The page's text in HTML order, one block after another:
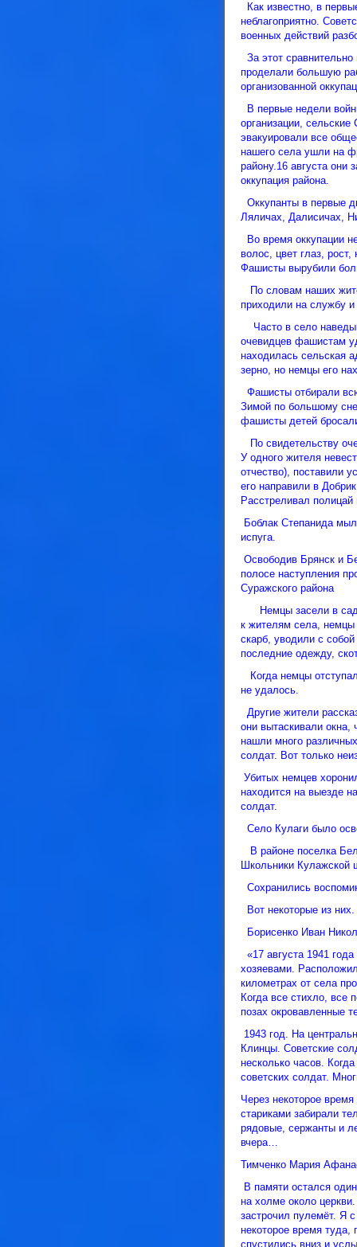
Как известно, в
неблагоприятно.
военных действий
За этот
проделали большую
организованной
В первые недели
организации,
эвакуировали все
нашего села ушли на
району.16 августа они
оккупация района.
Оккупанты в первые
Ляличах,
Во время оккупации
волос, цвет глаз,
Фашисты вырубили
По словам наших
приходили на службу
Часто в село
очевидцев фашистам
находилась сельская
зерно, но немцы его
Фашисты отбирали
Зимой по большому
фашисты детей
По свидетельству
У одного жителя
отчество), поставили
его направили в
Расстреливал
Боблак Степанида
испуга.
Освободив Брянск и
полосе наступления
Суражского района
Немцы засели в
к жителям села, немцы
скарб, уводили с
последние одежду,
Когда немцы
не удалось.
Другие жители
они вытаскивали окна,
нашли много
солдат. Вот только
Убитых немцев
находится на выезде
солдат.
Село Кулаги было
В районе поселка
Школьники
Сохранились
Вот некоторые из них.
Борисенко Иван
«17 августа 1941
хозяевами.
километрах от села
Когда все стихло, все
позах окровавленные
1943 год. На
Клинцы. Советские
несколько часов.
советских солдат.
Через некоторое
стариками забирали
рядовые, сержанты и
вчера…
Тимченко Мария
В памяти остался
на холме около
застрочил пулемёт. Я
некоторое время
спустились вниз и